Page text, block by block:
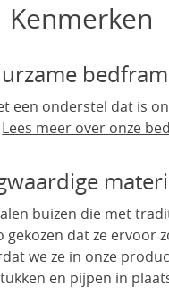
Kenmerken
een onderstel dat is
Lees meer over onze
buizen die met
dat ze ervoor
we ze in onze
en pijpen in